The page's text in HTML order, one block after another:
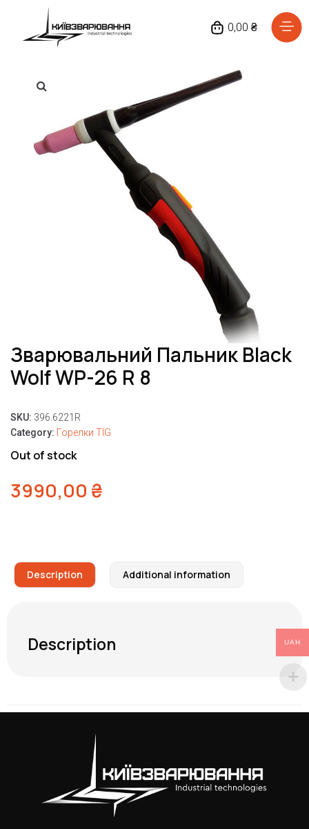
0,00 ₴
Зварювальний Пальник Black
Wolf WP-26 R 8
SKU: 396.6221R
Category: Горелки TIG
Out of stock
3990,00 ₴
Description Additional information
Description
Головна
Каталог товарів
Відгуки
Доставка та оплата
Повернення та обмін
UAH